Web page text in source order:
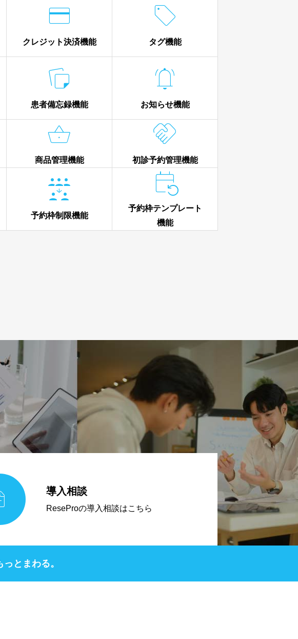

クレジット決済機能

タグ機能

患者備忘録機能

お知らせ機能

商品管理機能

初診予約管理機能

予約枠制限機能

予約枠テンプレート
機能
導入相談
ReseProの導入相談はこちら
とまわる。